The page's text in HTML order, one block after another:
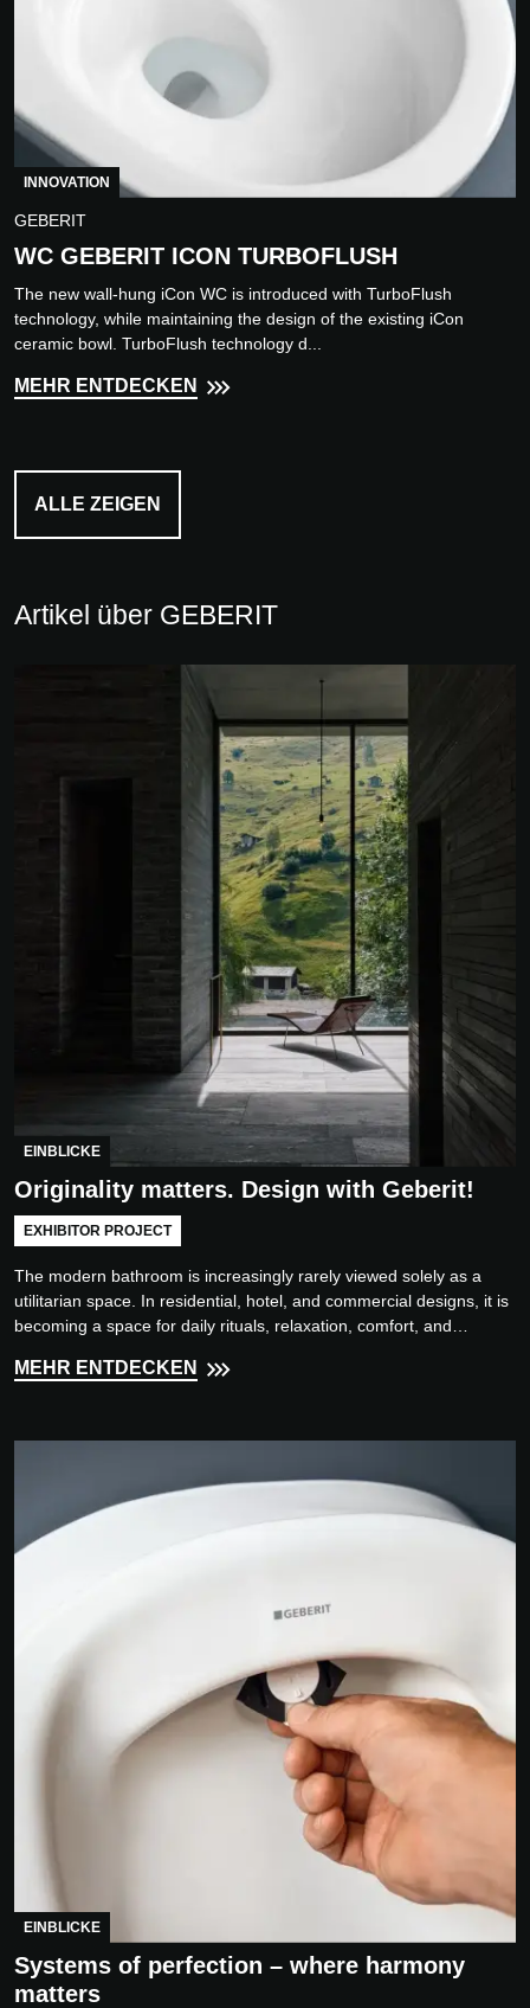
INNOVATION
GEBERIT
WC GEBERIT ICON TURBOFLUSH
The new wall-hung iCon WC is introduced with TurboFlush
technology, while maintaining the design of the existing iCon
ceramic bowl. TurboFlush technology d...
MEHR ENTDECKEN
ALLE ZEIGEN
Artikel über GEBERIT
EINBLICKE
Originality matters. Design with Geberit!
EXHIBITOR PROJECT
The modern bathroom is increasingly rarely viewed solely as a
utilitarian space. In residential, hotel, and commercial designs, it is
becoming a space for daily rituals, relaxation, comfort, and
MEHR ENTDECKEN
EINBLICKE
Systems of perfection – where harmony
matters